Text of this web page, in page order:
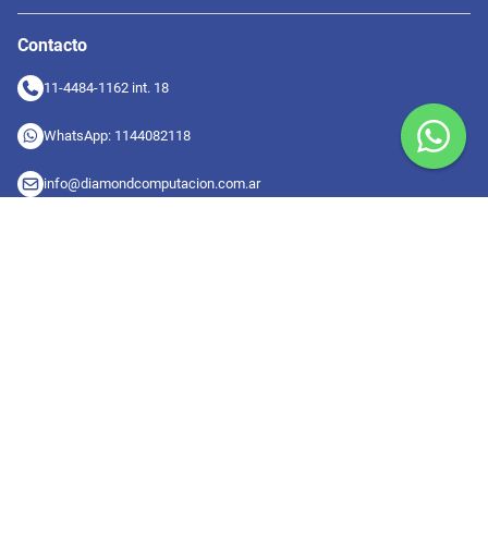
Contacto
11-4484-1162 int. 18
WhatsApp: 1144082118
info@diamondcomputacion.com.ar